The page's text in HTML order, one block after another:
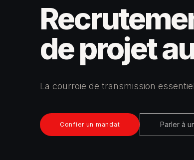
de projet
La courroie de transmission
Confier un mandat Parler à